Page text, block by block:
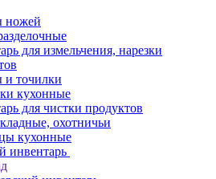
ножей
для измельчения, нарезки
и точилки
кухонные
для чистки продуктов
охотничьи
кухонные
инвентарь